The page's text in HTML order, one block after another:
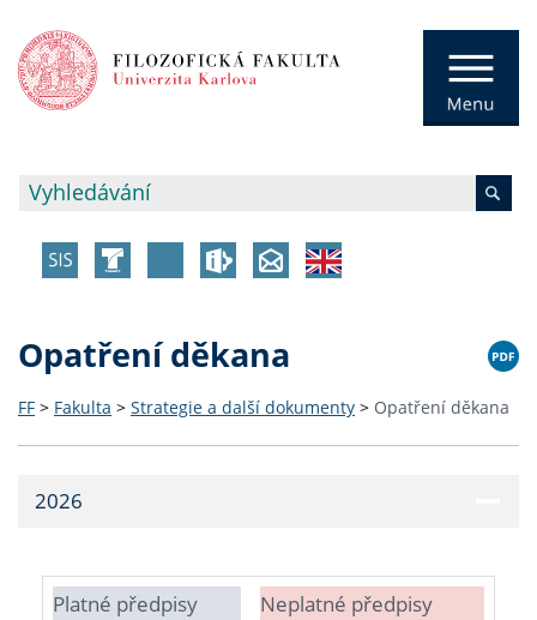
Opatření děkana
FF > Fakulta > Strategie a další dokumenty > Opatření děkana
2026
Platné předpisy Neplatné předpisy